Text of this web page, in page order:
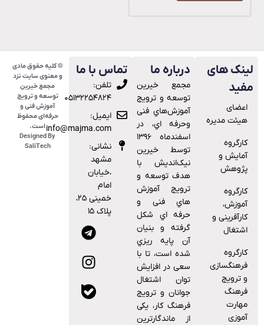
های
اعضای
هیئت مدیره
کارگروه
آمایش و
پژوهش
کارگروه
آموزش،
کارآفرینی و
اشتغال
کارگروه
فرهنگسازی
و ترویج
فرهنگ
مهارت
آموزی
درباره ما
ﻣﺠﻤﻊ ﺧﯿﺮﯾﻦ
ﺗﻮﺳﻌﻪ و ﺗﺮوﯾﺞ
آﻣﻮزش‌ﻫﺎي ﻓﻨﯽ
وﺣﺮﻓﻪ اي، در
اﺳﻔﻨﺪﻣﺎه ۱۳۹۶
توسط خیرین
نیک‌اندیش با
هدف ﺗﻮﺳﻌﻪ و
ﺗﺮوﯾﺞ آﻣﻮزش
ﻫﺎي ﻓﻨﯽ و
ﺣﺮﻓﻪ اي ﺷﮑﻞ
ﮔﺮﻓﺘﻪ و ﺑﻨﯿﺎن
آن ﭘﺎﯾﻪ رﯾﺰي
ﺷﺪه اﺳﺖ، ﺗﺎ ﺑﺎ
ﺳﻌﯽ در اﻓﺰاﯾﺶ
ﺗﻮان اﺷﺘﻐﺎل
ﺟﻮاﻧﺎن و ﺗﺮوﯾﺞ
ﻓﺮﻫﻨﮓ ﮐﺎر، ﯾﮑﯽ
از ﻣﺎﻧﺪﮔﺎرﺗﺮﯾﻦ
تماس با ما
تلفن:
۰۵۱۳۲۲۵۴۸۲۴
ایمیل:
info@majma.com
نشانی:
مشهد
،خیابان
خمینی ۲۵،
پلاک ۱۵
© کلیه حقوق مادی
و معنوی سایت نزد
مجمع خیرین
توسعه و ترویج
آموزش فنی و
حرفه‌ای محفوظ
است.
Designed By
SaliTech